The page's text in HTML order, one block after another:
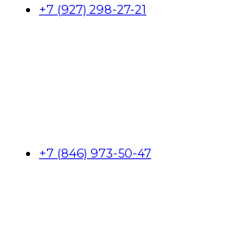
+7 (927) 298-27-21
+7 (846) 973-50-47